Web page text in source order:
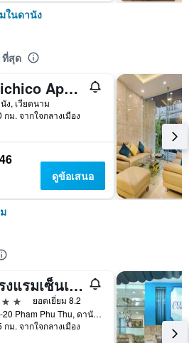
ในดานัง
ที่สุด
Richico Apartments And Hotel
ง, เวียดนาม
กม. จากใจกลางเมือง
ดูข้อเสนอ
โรงแรมเซ็นเตอร์
าว
ยอดเยี่ยม 8.2
18-20 Pham Phu Thu, ดานัง, เวียดนาม
กม. จากใจกลางเมือง